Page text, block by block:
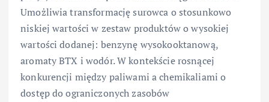
Umożliwia transformację surowca o stosunkowo
niskiej wartości w zestaw produktów o wysokiej
wartości dodanej: benzynę wysokooktanową,
aromaty BTX i wodór. W kontekście rosnącej
konkurencji między paliwami a chemikaliami o
dostęp do ograniczonych zasobów